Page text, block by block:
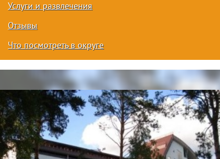
Услуги и развлечения
Отзывы
Что посмотреть в округе